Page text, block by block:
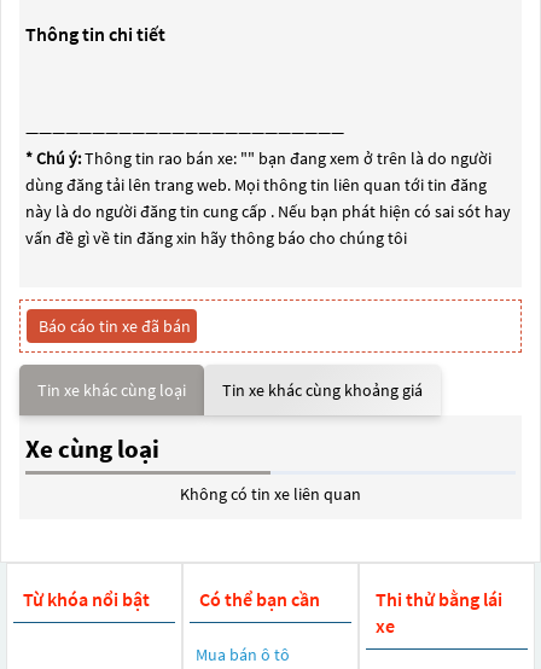
Thông tin chi tiết
————————————————————————
* Chú ý:Thông tin rao bán xe: "" bạn đang xem ở trên là do người
dùng đăng tải lên trang web. Mọi thông tin liên quan tới tin đăng
này là do người đăng tin cung cấp . Nếu bạn phát hiện có sai sót hay
vấn đề gì về tin đăng xin hãy thông báo cho chúng tôi
Báo cáo tin xe đã bán
Tin xe khác cùng loại Tin xe khác cùng khoảng giá
Xe cùng loại
Không có tin xe liên quan
Từ khóa nổi bật Có thể bạn cần
Mua bán ô tô
Thi thử bằng lái
xe